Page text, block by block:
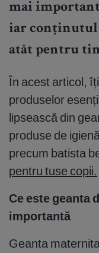
mai
iar conținutul
atât pentru
În acest articol,
produselor
lipsească din
produse de
precum batista
pentru tuse copii.
Ce este geanta
importantă
Geanta